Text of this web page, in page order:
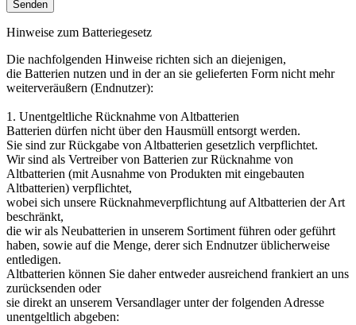
Hinweise zum Batteriegesetz
Die nachfolgenden Hinweise richten sich an diejenigen,
die Batterien nutzen und in der an sie gelieferten Form nicht mehr
weiterveräußern (Endnutzer):
1. Unentgeltliche Rücknahme von Altbatterien
Batterien dürfen nicht über den Hausmüll entsorgt werden.
Sie sind zur Rückgabe von Altbatterien gesetzlich verpflichtet.
Wir sind als Vertreiber von Batterien zur Rücknahme von
Altbatterien (mit Ausnahme von Produkten mit eingebauten
Altbatterien) verpflichtet,
wobei sich unsere Rücknahmeverpflichtung auf Altbatterien der Art
beschränkt,
die wir als Neubatterien in unserem Sortiment führen oder geführt
haben, sowie auf die Menge, derer sich Endnutzer üblicherweise
entledigen.
Altbatterien können Sie daher entweder ausreichend frankiert an uns
zurücksenden oder
sie direkt an unserem Versandlager unter der folgenden Adresse
unentgeltlich abgeben: